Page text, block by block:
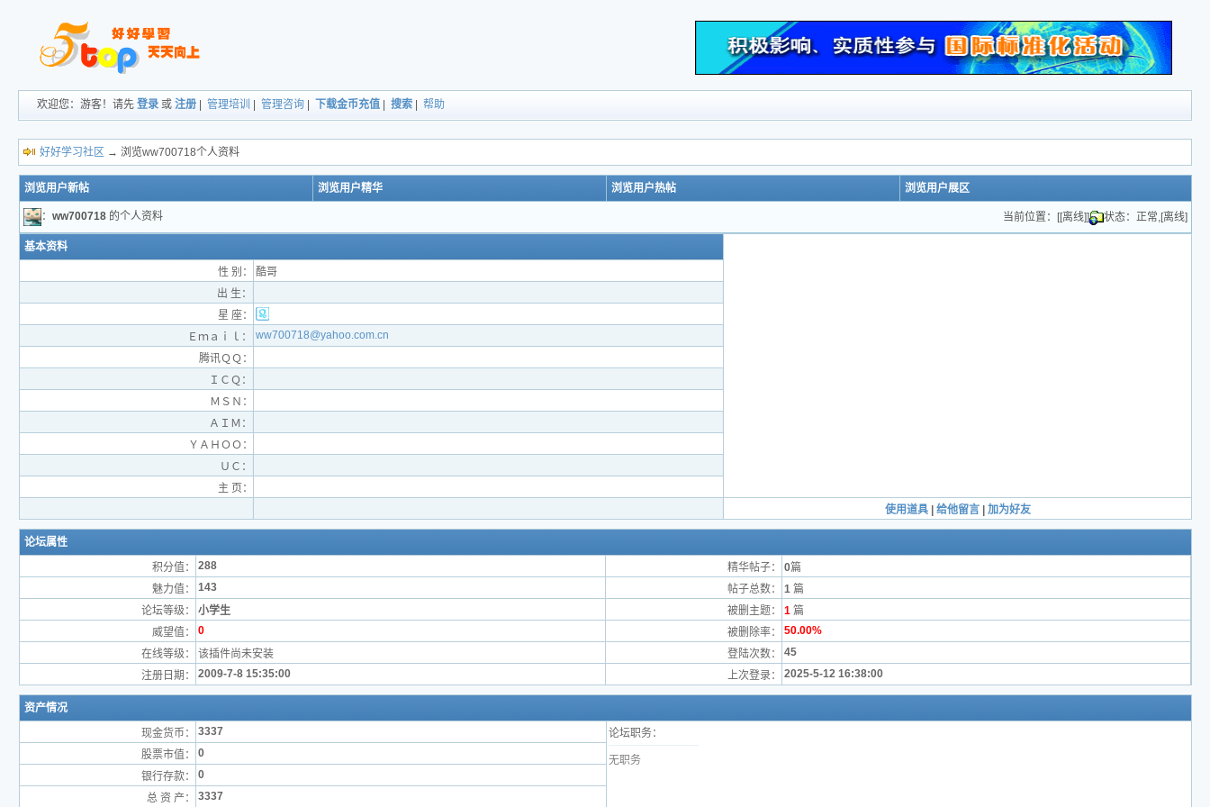
欢迎您：游客！请先登录 或注册 |管理培训 |管理咨询 下载金币充值 |搜索 |帮助
好好学习社区 → 浏览ww700718个人资料
浏览用户新帖 浏览用户精华 浏览用户热帖 浏览用户展区
： ww700718的个人资料 当前位置：[[离线]] 状态：正常,[离线]
基本资料
性 别：
酷哥
出 生：
星 座：
Ｅｍａｉｌ：
ww700718@yahoo.com.cn
腾讯ＱＱ：
ＩＣＱ：
ＭＳＮ：
ＡＩＭ：
ＹＡＨＯＯ：
ＵＣ：
主 页：
使用道具
给他留言 加为好友
论坛属性
积分值：
288 精华帖子： 0篇
魅力值：
143 帖子总数： 1篇
论坛等级：
小学生 被删主题： 1篇
威望值：
0 被删除率：
50.00%
在线等级：
该插件尚未安装 登陆次数：
45
注册日期：
2009-7-8 15:35:00 上次登录： 2025-5-12 16:38:00
资产情况
现金货币：
3337 论坛职务：
无职务
股票市值：
0
银行存款：
0
总 资 产：
3337